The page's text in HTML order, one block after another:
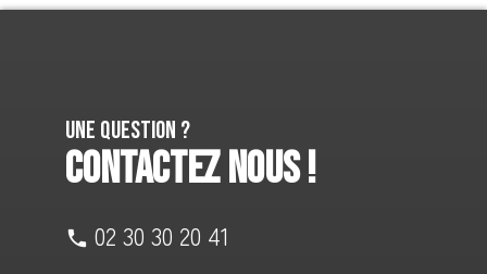
Une question ?
CONTACTEZ NOUS !
02 30 30 20 41